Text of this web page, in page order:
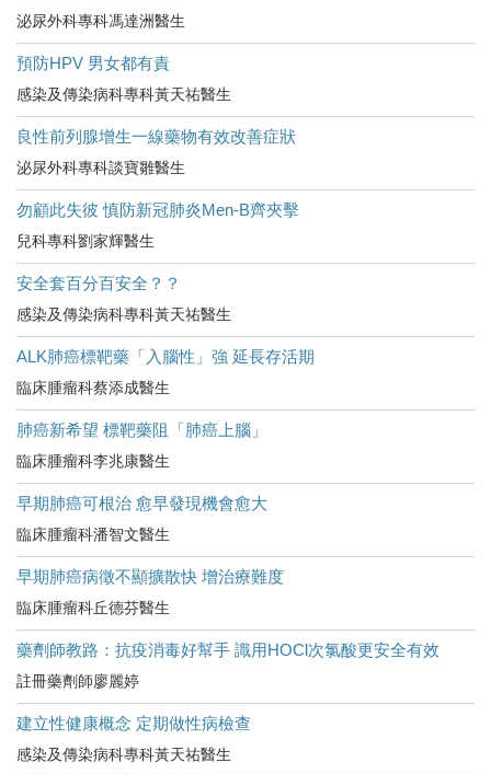
泌尿外科專科馮達洲醫生
預防HPV 男女都有責
感染及傳染病科專科黃天祐醫生
良性前列腺增生一線藥物有效改善症狀
泌尿外科專科談寶雛醫生
勿顧此失彼 慎防新冠肺炎Men-B齊夾擊
兒科專科劉家輝醫生
安全套百分百安全？？
感染及傳染病科專科黃天祐醫生
ALK肺癌標靶藥「入腦性」強 延長存活期
臨床腫瘤科蔡添成醫生
肺癌新希望 標靶藥阻「肺癌上腦」
臨床腫瘤科李兆康醫生
早期肺癌可根治 愈早發現機會愈大
臨床腫瘤科潘智文醫生
早期肺癌病徵不顯擴散快 增治療難度
臨床腫瘤科丘德芬醫生
藥劑師教路：抗疫消毒好幫手 識用HOCl次氯酸更安全有效
註冊藥劑師廖麗婷
建立性健康概念 定期做性病檢查
感染及傳染病科專科黃天祐醫生